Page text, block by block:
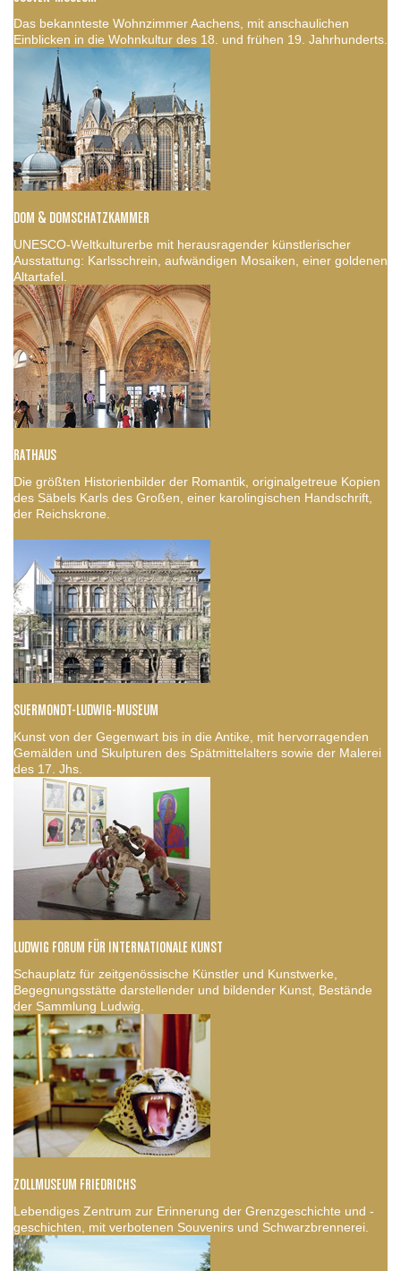
Das bekannteste Wohnzimmer Aachens, mit anschaulichen
Einblicken in die Wohnkultur des 18. und frühen 19. Jahrhunderts.
DOM & DOMSCHATZKAMMER
UNESCO-Weltkulturerbe mit herausragender künstlerischer
Ausstattung: Karlsschrein, aufwändigen Mosaiken, einer goldenen
Altartafel.
RATHAUS
Die größten Historienbilder der Romantik, originalgetreue Kopien
des Säbels Karls des Großen, einer karolingischen Handschrift,
der Reichskrone.
SUERMONDT-LUDWIG-MUSEUM
Kunst von der Gegenwart bis in die Antike, mit hervorragenden
Gemälden und Skulpturen des Spätmittelalters sowie der Malerei
des 17. Jhs.
LUDWIG FORUM FÜR INTERNATIONALE KUNST
Schauplatz für zeitgenössische Künstler und Kunstwerke,
Begegnungsstätte darstellender und bildender Kunst, Bestände
der Sammlung Ludwig.
ZOLLMUSEUM FRIEDRICHS
Lebendiges Zentrum zur Erinnerung der Grenzgeschichte und -
geschichten, mit verbotenen Souvenirs und Schwarzbrennerei.